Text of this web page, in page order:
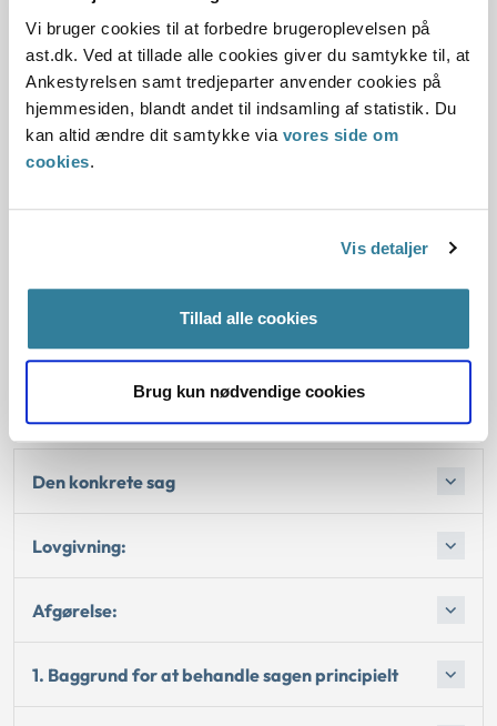
Vi bruger cookies til at forbedre brugeroplevelsen på
ast.dk. Ved at tillade alle cookies giver du samtykke til, at
Ankestyrelsen samt tredjeparter anvender cookies på
hjemmesiden, blandt andet til indsamling af statistik. Du
kan altid ændre dit samtykke via vores side om
cookies.
Vis detaljer
Tillad alle cookies
Brug kun nødvendige cookies
en effektivitet på 70 procent, når hendes skånebehov i form
af rolige omgivelser uden støj, ingen blinkende eller
flimrende lys og mulighed for skift mellem opgavetyper og
arbejdsstillinger var opfyldt. Borgeren og hendes familie
var godkendt som plejefamilie til at modtage et døgnbarn i
alderen 0-8 år af middel belastningsgrad. Barnet kunne
aldersmæssigt udviklet, have været udsat for omsorgssvigt
og have psykosomatiske symptomer. Der kunne også være
Ankestyrelsens Beskæftigelsesudvalg fandt heller ikke, at
familieplejeforholdet kunne anses for selvstændig
virksomhed efter reglerne om tilskud til selvstændig
Den konkrete sag
Lovgivning:
Afgørelse:
1. Baggrund for at behandle sagen principielt